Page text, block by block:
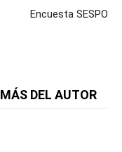
Encuesta SESPO
MÁS DEL AUTOR